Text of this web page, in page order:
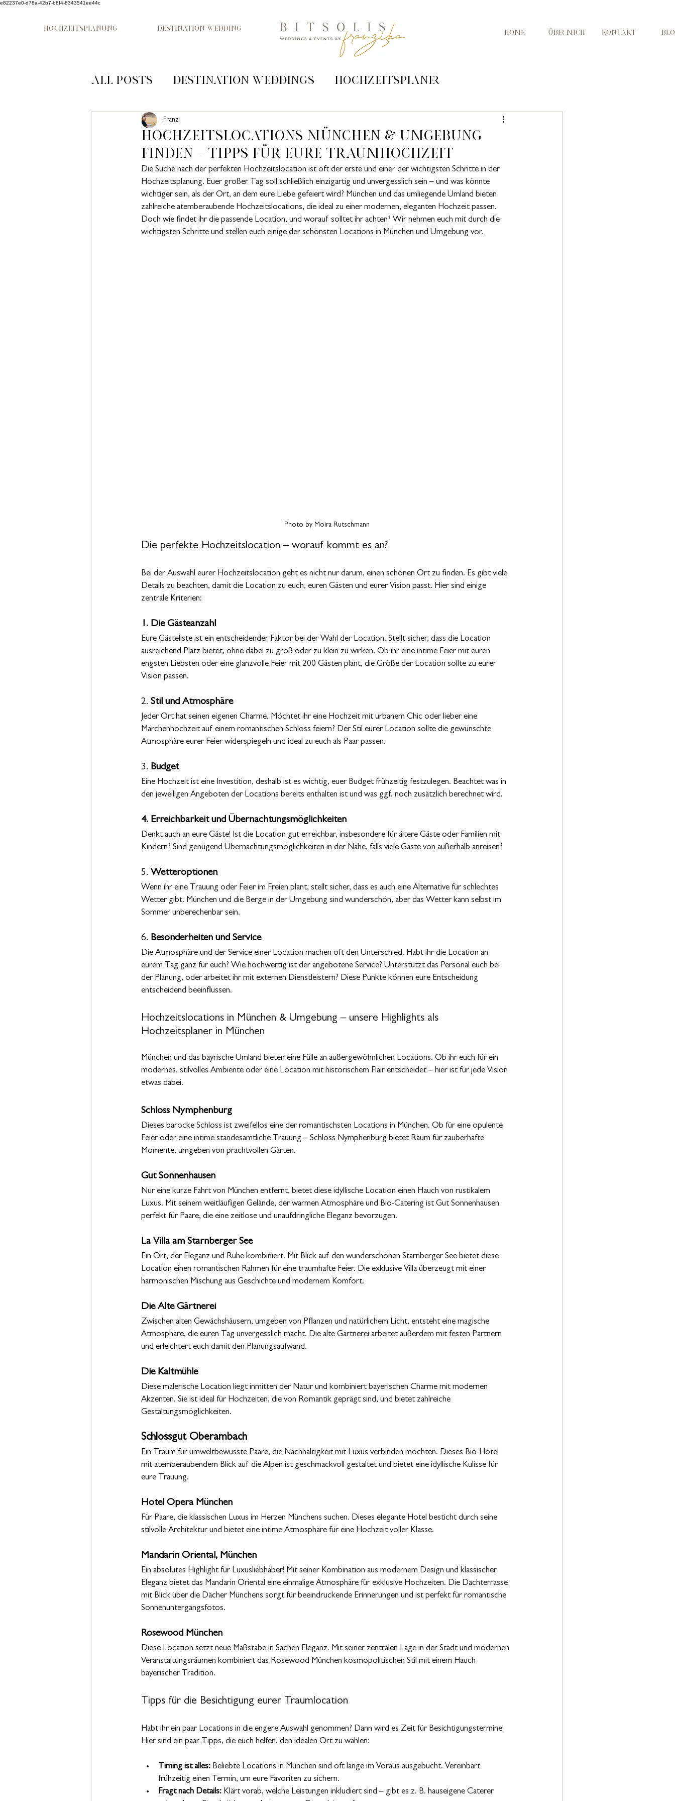
e82237e0-d78a-42b7-b8f4-8343541ee44c
HOCHZEITSPLANUNG DESTINATION WEDDING
HOME ÜBER MICH KONTAKT
All Posts Destination Weddings Hochzeitsplaner
Hochzeit Italien Hochzeit Deutschland
Hochzeit München Hochzeitsplanung
Hochzeitslocations München & Umgebung
finden – Tipps für eure Traumhochzeit
Franzi
Die Suche nach der perfekten Hochzeitslocation ist oft der erste und einer der wichtigsten Schritte in der
Hochzeitsplanung. Euer großer Tag soll schließlich einzigartig und unvergesslich sein – und was könnte
wichtiger sein, als der Ort, an dem eure Liebe gefeiert wird? München und das umliegende Umland bieten
zahlreiche atemberaubende Hochzeitslocations, die ideal zu einer modernen, eleganten Hochzeit passen.
Doch wie findet ihr die passende Location, und worauf solltet ihr achten? Wir nehmen euch mit durch die
wichtigsten Schritte und stellen euch einige der schönsten Locations in München und Umgebung vor.
Photo by Moira Rutschmann
Die perfekte Hochzeitslocation – worauf kommt es an?
Bei der Auswahl eurer Hochzeitslocation geht es nicht nur darum, einen schönen Ort zu finden. Es gibt viele
Details zu beachten, damit die Location zu euch, euren Gästen und eurer Vision passt. Hier sind einige
zentrale Kriterien:
1. Die Gästeanzahl
Eure Gästeliste ist ein entscheidender Faktor bei der Wahl der Location. Stellt sicher, dass die Location
ausreichend Platz bietet, ohne dabei zu groß oder zu klein zu wirken. Ob ihr eine intime Feier mit euren
engsten Liebsten oder eine glanzvolle Feier mit 200 Gästen plant, die Größe der Location sollte zu eurer
Vision passen.
2. Stil und Atmosphäre
Jeder Ort hat seinen eigenen Charme. Möchtet ihr eine Hochzeit mit urbanem Chic oder lieber eine
Märchenhochzeit auf einem romantischen Schloss feiern? Der Stil eurer Location sollte die gewünschte
Atmosphäre eurer Feier widerspiegeln und ideal zu euch als Paar passen.
3. Budget
Eine Hochzeit ist eine Investition, deshalb ist es wichtig, euer Budget frühzeitig festzulegen. Beachtet was in
den jeweiligen Angeboten der Locations bereits enthalten ist und was ggf. noch zusätzlich berechnet wird.
4. Erreichbarkeit und Übernachtungsmöglichkeiten
Denkt auch an eure Gäste! Ist die Location gut erreichbar, insbesondere für ältere Gäste oder Familien mit
Kindern? Sind genügend Übernachtungsmöglichkeiten in der Nähe, falls viele Gäste von außerhalb anreisen?
5. Wetteroptionen
Wenn ihr eine Trauung oder Feier im Freien plant, stellt sicher, dass es auch eine Alternative für schlechtes
Wetter gibt. München und die Berge in der Umgebung sind wunderschön, aber das Wetter kann selbst im
Sommer unberechenbar sein.
6. Besonderheiten und Service
Die Atmosphäre und der Service einer Location machen oft den Unterschied. Habt ihr die Location an
eurem Tag ganz für euch? Wie hochwertig ist der angebotene Service? Unterstützt das Personal euch bei
der Planung, oder arbeitet ihr mit externen Dienstleistern? Diese Punkte können eure Entscheidung
entscheidend beeinflussen.
Hochzeitslocations in München & Umgebung – unsere Highlights als
Hochzeitsplaner in München
München und das bayrische Umland bieten eine Fülle an außergewöhnlichen Locations. Ob ihr euch für ein
modernes, stilvolles Ambiente oder eine Location mit historischem Flair entscheidet – hier ist für jede Vision
etwas dabei.
Schloss Nymphenburg
Dieses barocke Schloss ist zweifellos eine der romantischsten Locations in München. Ob für eine opulente
Feier oder eine intime standesamtliche Trauung – Schloss Nymphenburg bietet Raum für zauberhafte
Momente, umgeben von prachtvollen Gärten.
Gut Sonnenhausen
Nur eine kurze Fahrt von München entfernt, bietet diese idyllische Location einen Hauch von rustikalem
Luxus. Mit seinem weitläufigen Gelände, der warmen Atmosphäre und Bio-Catering ist Gut Sonnenhausen
perfekt für Paare, die eine zeitlose und unaufdringliche Eleganz bevorzugen.
La Villa am Starnberger See
Ein Ort, der Eleganz und Ruhe kombiniert. Mit Blick auf den wunderschönen Starnberger See bietet diese
Location einen romantischen Rahmen für eine traumhafte Feier. Die exklusive Villa überzeugt mit einer
harmonischen Mischung aus Geschichte und modernem Komfort.
Die Alte Gärtnerei
Zwischen alten Gewächshäusern, umgeben von Pflanzen und natürlichem Licht, entsteht eine magische
Atmosphäre, die euren Tag unvergesslich macht. Die alte Gärtnerei arbeitet außerdem mit festen Partnern
und erleichtert euch damit den Planungsaufwand.
Die Kaltmühle
Diese malerische Location liegt inmitten der Natur und kombiniert bayerischen Charme mit modernen
Akzenten. Sie ist ideal für Hochzeiten, die von Romantik geprägt sind, und bietet zahlreiche
Gestaltungsmöglichkeiten.
Schlossgut Oberambach
Ein Traum für umweltbewusste Paare, die Nachhaltigkeit mit Luxus verbinden möchten. Dieses Bio-Hotel
mit atemberaubendem Blick auf die Alpen ist geschmackvoll gestaltet und bietet eine idyllische Kulisse für
eure Trauung.
Hotel Opera München
Für Paare, die klassischen Luxus im Herzen Münchens suchen. Dieses elegante Hotel besticht durch seine
stilvolle Architektur und bietet eine intime Atmosphäre für eine Hochzeit voller Klasse.
Mandarin Oriental, München
Ein absolutes Highlight für Luxusliebhaber! Mit seiner Kombination aus modernem Design und klassischer
Eleganz bietet das Mandarin Oriental eine einmalige Atmosphäre für exklusive Hochzeiten. Die Dachterrasse
mit Blick über die Dächer Münchens sorgt für beeindruckende Erinnerungen und ist perfekt für romantische
Sonnenuntergangsfotos.
Rosewood München
Diese Location setzt neue Maßstäbe in Sachen Eleganz. Mit seiner zentralen Lage in der Stadt und modernen
Veranstaltungsräumen kombiniert das Rosewood München kosmopolitischen Stil mit einem Hauch
bayerischer Tradition.
Tipps für die Besichtigung eurer Traumlocation
Habt ihr ein paar Locations in die engere Auswahl genommen? Dann wird es Zeit für Besichtigungstermine!
Hier sind ein paar Tipps, die euch helfen, den idealen Ort zu wählen:
Timing ist alles: Beliebte Locations in München sind oft lange im Voraus ausgebucht. Vereinbart
frühzeitig einen Termin, um eure Favoriten zu sichern.
Fragt nach Details: Klärt vorab, welche Leistungen inkludiert sind – gibt es z. B. hauseigene Caterer